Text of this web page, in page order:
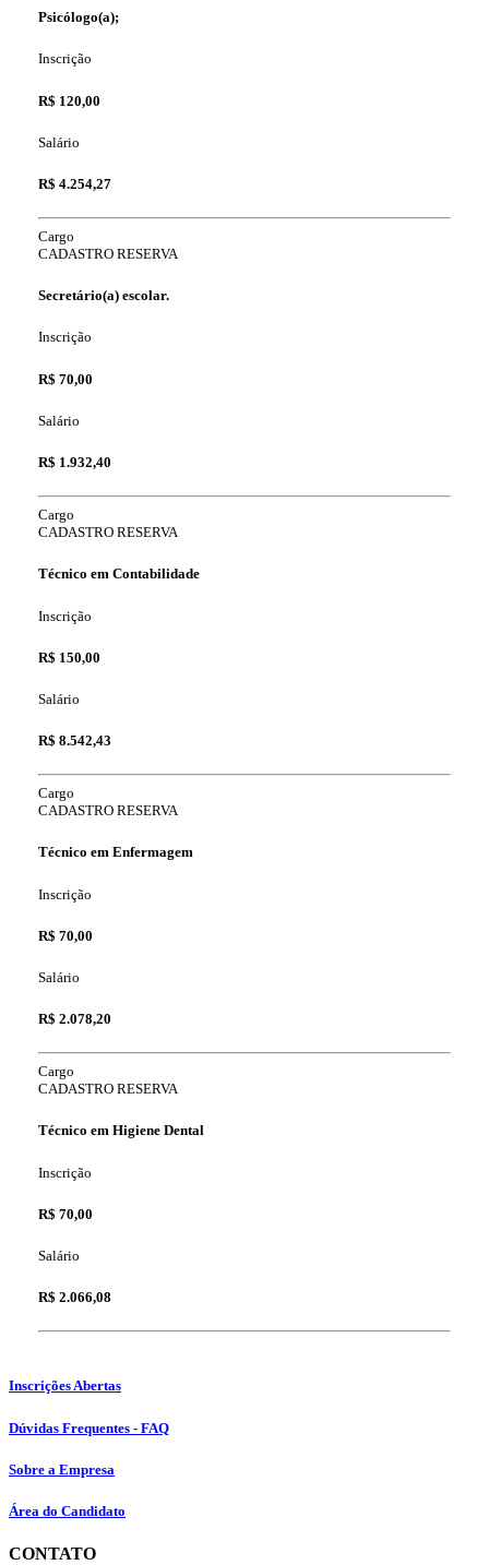
Psicólogo(a);
Inscrição
R$ 120,00
Salário
R$ 4.254,27
Cargo
CADASTRO RESERVA
Secretário(a) escolar.
Inscrição
R$ 70,00
Salário
R$ 1.932,40
Cargo
CADASTRO RESERVA
Técnico em Contabilidade
Inscrição
R$ 150,00
Salário
R$ 8.542,43
Cargo
CADASTRO RESERVA
Técnico em Enfermagem
Inscrição
R$ 70,00
Salário
R$ 2.078,20
Cargo
CADASTRO RESERVA
Técnico em Higiene Dental
Inscrição
R$ 70,00
Salário
R$ 2.066,08
Inscrições Abertas
Dúvidas Frequentes - FAQ
Sobre a Empresa
Área do Candidato
CONTATO